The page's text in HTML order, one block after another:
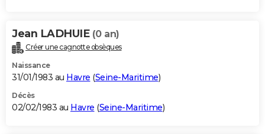
Jean LADHUIE (0 an)
Créer une cagnotte obsèques
Naissance
31/01/1983 au Havre (Seine-Maritime)
Décès
02/02/1983 au Havre (Seine-Maritime)